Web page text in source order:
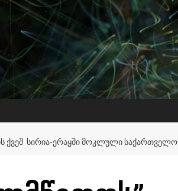
ᲥᲕᲔᲨ ᲡᲘᲠᲘᲐ-ᲔᲠᲐᲧᲨᲘ ᲛᲝᲙᲚᲣᲚᲘ